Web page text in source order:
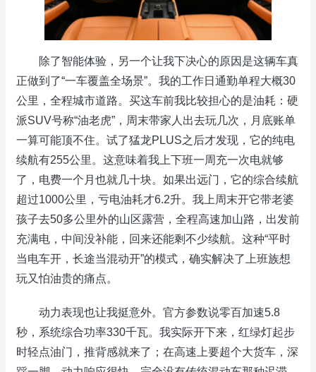
除了智能体验，另一个让我下决心的原因是这辆车真
正做到了“一车覆盖全场景”。我的工作日通勤单程大概30
公里，全程城市道路。买这车前我比较担心的是油耗：硬
派SUV号称“油老虎”，周末带家人出去玩几次，月底账单
一算可能顶不住。试了猛龙PLUS之后才发现，它的纯电
续航有255公里。这意味着我上下班一周充一次电就够
了，电费一个月也就几十块。如果出远门，它的综合续航
超过1000公里，亏电油耗才6.2升。我上周末开它带老婆
孩子去50多公里外的山区露营，全程高速加山路，出发前
充满电，中间没补能，回来还能剩不少续航。这种“平时
当电车开，长途当混动开”的模式，确实解决了上班族想
玩又怕油贵的痛点。
动力表现也让我挺意外。官方参数说零百加速5.8
秒，系统综合功率330千瓦。我实际开下来，红绿灯起步
时轻点油门，推背感就来了；在高速上要超个大货车，深